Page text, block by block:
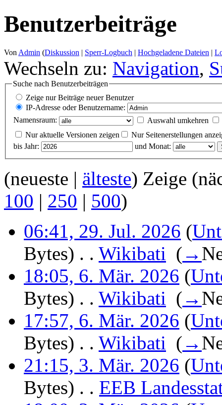
Benutzerbeiträge
Von Admin (Diskussion | Sperr-Logbuch | Hochgeladene Dateien |
Wechseln zu: Navigation,
Suche nach Benutzerbeiträgen
Zeige nur Beiträge neuer Benutzer
IP-Adresse oder Benutzername:
Namensraum:
Auswahl umkehren
Nur aktuelle Versionen zeigen
Nur Seitenerstellungen
bis Jahr:
und Monat:
(neueste | älteste) Zeige
100 | 250 | 500)
06:41, 29. Jul. 2026 (
Bytes) . . Wikibati ( →
18:05, 6. Mär. 2026 (
Bytes) . . Wikibati ( →
17:57, 6. Mär. 2026 (
Bytes) . . Wikibati ( →
21:15, 3. Mär. 2026 (
Bytes) . . EEB